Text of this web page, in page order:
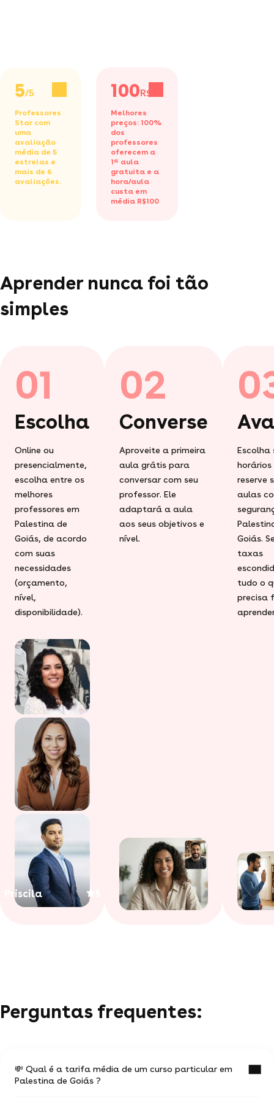
5/5
Professores
Star com
uma
avaliação
média de 5
estrelas e
mais de 6
avaliações.
100R$/h
Melhores
preços: 100%
dos
professores
oferecem a
1ª aula
gratuita e a
hora/aula
custa em
média R$100
Aprender nunca foi tão
simples
01
Escolha
Online ou
presencialmente,
escolha entre os
melhores
professores em
Palestina de
Goiás, de acordo
com suas
necessidades
(orçamento,
nível,
disponibilidade).
Priscila
02
Converse
Aproveite a primeira
aula grátis para
conversar com seu
professor. Ele
adaptará a aula
aos seus objetivos e
nível.
Escolha
horários
reserve
aulas
Goiás.
taxas
tudo o
precisa
Perguntas frequentes:
💸 Qual é a tarifa média de um curso particular em
Palestina de Goiás ?